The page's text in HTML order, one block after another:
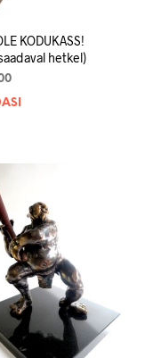
KODUKASS!
hetkel)